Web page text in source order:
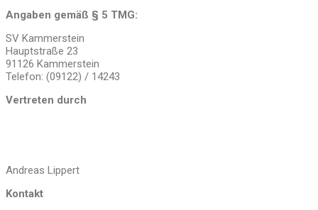
Angaben gemäß § 5 TMG:
SV Kammerstein
Hauptstraße 23
91126 Kammerstein
Telefon: (09122) / 14243
Vertreten durch
Andreas Lippert
Kontakt